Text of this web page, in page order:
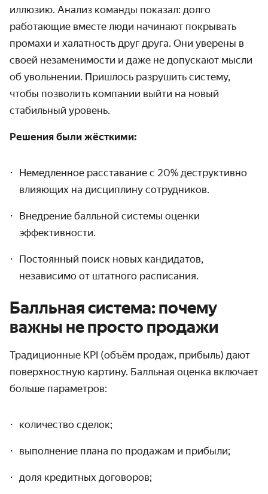
иллюзию. Анализ команды показал: долго
работающие вместе люди начинают покрывать
промахи и халатность друг друга. Они уверены в
своей незаменимости и даже не допускают мысли
об увольнении. Пришлось разрушить систему,
чтобы позволить компании выйти на новый
стабильный уровень.
Решения были жёсткими:
Немедленное расставание с 20% деструктивно
влияющих на дисциплину сотрудников.
Внедрение балльной системы оценки
эффективности.
Постоянный поиск новых кандидатов,
независимо от штатного расписания.
Балльная система: почему
важны не просто продажи
Традиционные KPI (объём продаж, прибыль) дают
поверхностную картину. Балльная оценка включает
больше параметров:
количество сделок;
выполнение плана по продажам и прибыли;
доля кредитных договоров;